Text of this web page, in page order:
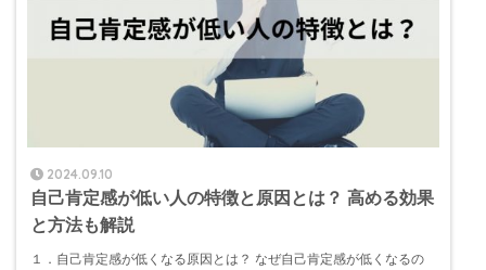
2024.09.10
自己肯定感が低い人の特徴と原因とは？ 高める効果
と方法も解説
１．自己肯定感が低くなる原因とは？ なぜ自己肯定感が低くなるの